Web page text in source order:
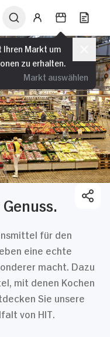
Ihren Markt um
zu erhalten.
Markt auswählen
für den
eine echte
macht. Dazu
mit denen Kochen
Sie unsere
von HIT.